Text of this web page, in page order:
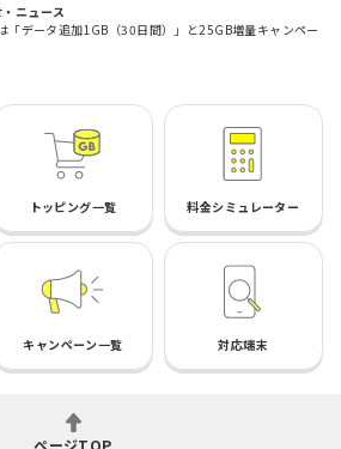
ニュース
「データ追加1GB（30日間）」と25GB増量キャンペー
トッピング一覧 料金シミュレーター
キャンペーン一覧 対応端末
ページTOP